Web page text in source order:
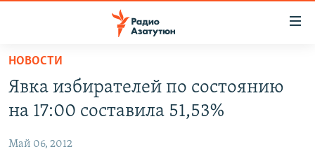
Перейти
основному
содержанию
ОБЩЕСТВО
НОВОСТИ
Явка избирателей по состоянию
на 17:00 составила 51,53%
Май 06, 2012